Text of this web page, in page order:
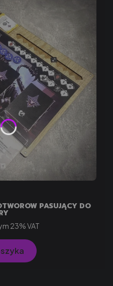
%s VAT
23%VAT